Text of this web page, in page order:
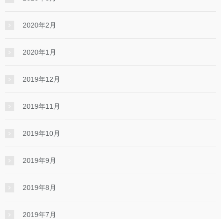
2020年2月
2020年1月
2019年12月
2019年11月
2019年10月
2019年9月
2019年8月
2019年7月